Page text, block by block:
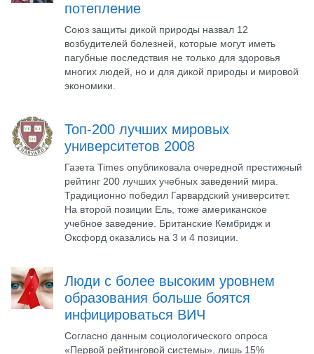
потепление
Союз защиты дикой природы назвал 12
возбудителей болезней, которые могут иметь
пагубные последствия не только для здоровья
многих людей, но и для дикой природы и мировой
экономики.
Топ-200 лучших мировых
университетов 2008
Газета Times опубликовала очередной престижный
рейтинг 200 лучших учебных заведений мира.
Традиционно победил Гарвардский университет.
На второй позиции Ель, тоже американское
учебное заведение. Британские Кембридж и
Оксфорд оказались на 3 и 4 позиции.
Люди с более высоким уровнем
образования больше боятся
инфицироваться ВИЧ
Согласно данным социологического опроса
«Первой рейтинговой системы», лишь 15%